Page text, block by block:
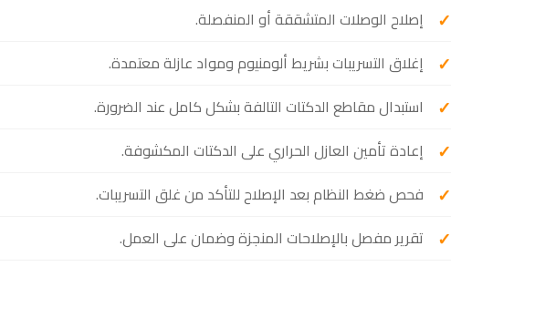
إصلاح الوصلات المتشققة أو المنفصلة.
إغلاق التسريبات بشريط ألومنيوم ومواد عازلة معتمدة.
استبدال مقاطع الدكتات التالفة بشكل كامل عند الضرورة.
إعادة تأمين العازل الحراري على الدكتات المكشوفة.
فحص ضغط النظام بعد الإصلاح للتأكد من غلق التسريبات.
تقرير مفصل بالإصلاحات المنجزة وضمان على العمل.